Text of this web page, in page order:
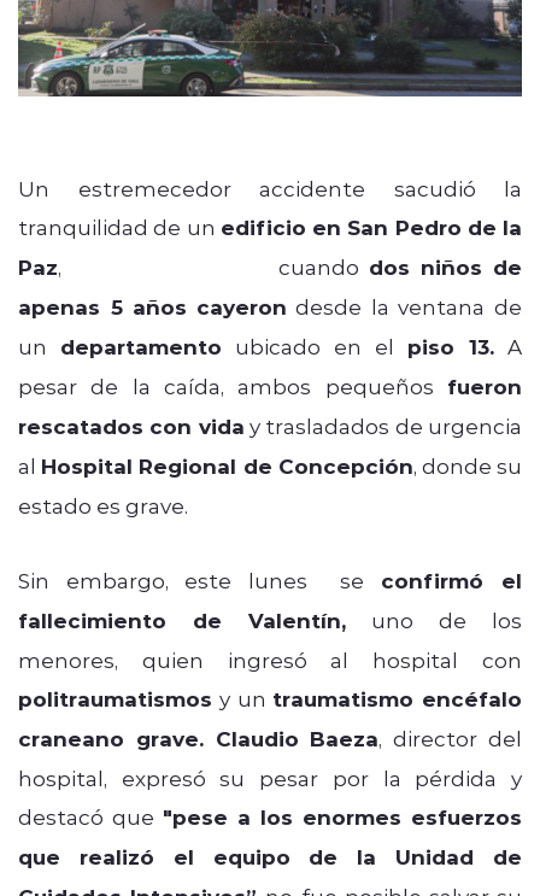
Un estremecedor accidente sacudió la
tranquilidad de un edificio en San Pedro de la
Paz, cuando dos niños de
apenas 5 años cayeron desde la ventana de
un departamento ubicado en el piso 13. A
pesar de la caída, ambos pequeños fueron
rescatados con vida y trasladados de urgencia
al Hospital Regional de Concepción, donde su
estado es grave.
Sin embargo, este lunes se confirmó el
fallecimiento de Valentín, uno de los
menores, quien ingresó al hospital con
politraumatismos y un traumatismo encéfalo
craneano grave.Claudio Baeza, director del
hospital, expresó su pesar por la pérdida y
destacó que "pese a los enormes esfuerzos
que realizó el equipo de la Unidad de